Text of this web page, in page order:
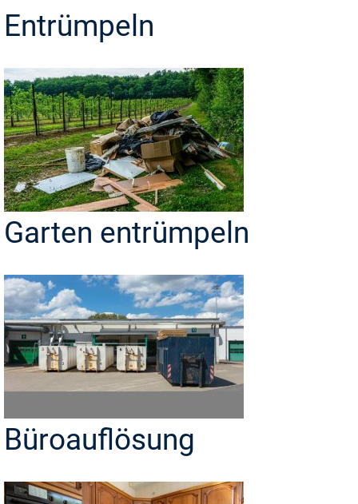
Entrümpeln
Garten entrümpeln
Büroauflösung